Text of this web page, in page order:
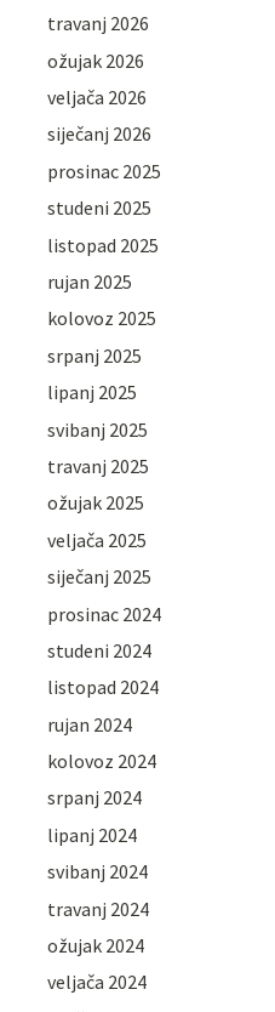
travanj 2026
ožujak 2026
veljača 2026
siječanj 2026
prosinac 2025
studeni 2025
listopad 2025
rujan 2025
kolovoz 2025
srpanj 2025
lipanj 2025
svibanj 2025
travanj 2025
ožujak 2025
veljača 2025
siječanj 2025
prosinac 2024
studeni 2024
listopad 2024
rujan 2024
kolovoz 2024
srpanj 2024
lipanj 2024
svibanj 2024
travanj 2024
ožujak 2024
veljača 2024